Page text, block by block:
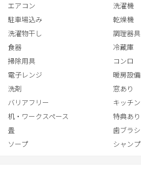
エアコン
洗濯機
駐車場込み
乾燥機
洗濯物干し
調理器具
食器
冷蔵庫
掃除用具
コンロ
電子レンジ
暖房設備
洗剤
窓あり
バリアフリー
キッチン
机・ワークスペース
特典あり
畳
歯ブラシ
ソープ
シャン